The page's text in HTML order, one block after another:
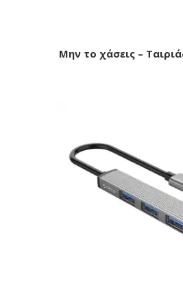
Μην το χάσεις –